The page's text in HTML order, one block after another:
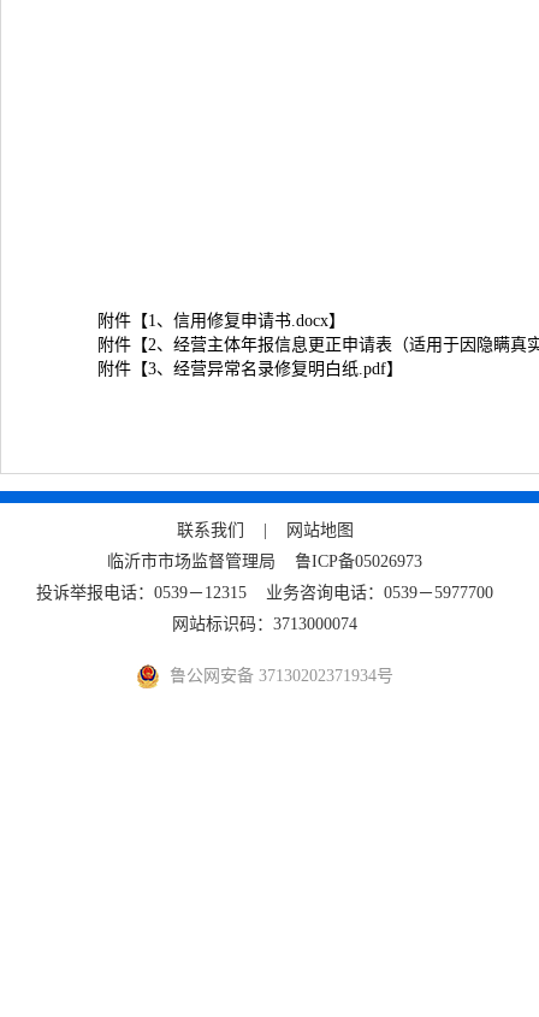
附件【1、信用修复申请书.docx】
附件【2、经营主体年报信息更正申请表（适用于因隐瞒真
附件【3、经营异常名录修复明白纸.pdf】
联系我们 |
网站地图
临沂市市场监督管理局 鲁ICP备05026973
投诉举报电话：0539－12315 业务咨询电话：0539－5977700
网站标识码：3713000074
鲁公网安备 37130202371934号